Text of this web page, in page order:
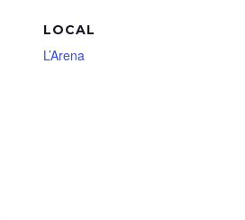
LOCAL
L’Arena